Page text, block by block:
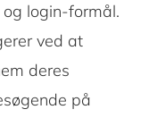
login-formål.
ved at
deres
på